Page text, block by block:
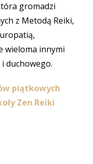
gromadzi
z Metodą Reiki,
wieloma innymi
duchowego.
piątkowych
Zen Reiki